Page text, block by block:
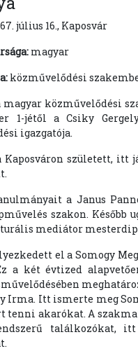
július 16., Kaposvár
magyar
közművelődési
közművelődési
1-jétől a Csiky
igazgatója.
született, itt
a Janus
szakon. Később
mediátor
el a Somogy
a két évtized
Irma. Itt ismerte meg
tenni akarókat. A
találkozókat,